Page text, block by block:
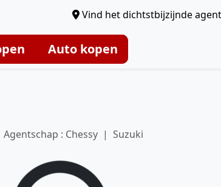
Vind het dichtstbijzijnde
Auto kopen
Agentschap : Chessy Suzuki